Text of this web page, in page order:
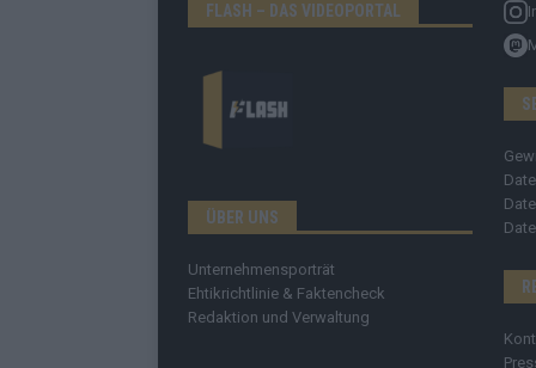
FLASH – DAS VIDEOPORTAL
ÜBER UNS
Unternehmensporträt
Ehtikrichtlinie & Faktencheck
Redaktion und Verwaltung